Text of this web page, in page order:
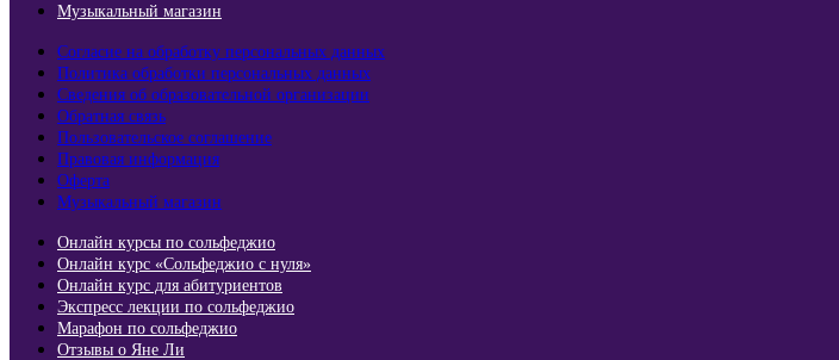
Музыкальный магазин
Согласие на обработку персональных данных
Политика обработки персональных данных
Сведения об образовательной организации
Обратная связь
Пользовательское соглашение
Правовая информация
Оферта
Музыкальный магазин
Онлайн курсы по сольфеджио
Онлайн курс «Сольфеджио с нуля»
Онлайн курс для абитуриентов
Экспресс лекции по сольфеджио​
Марафон по сольфеджио
Отзывы о Яне Ли